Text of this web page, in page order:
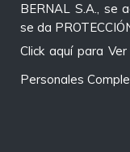
BERNAL S.A., se
se da
Click aquí para
Personales